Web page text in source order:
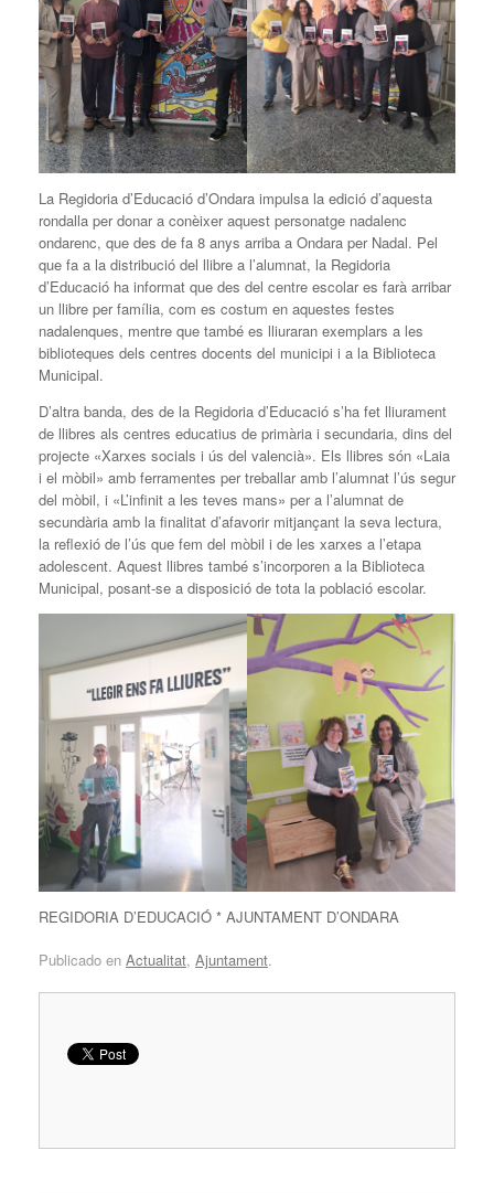
La Regidoria d’Educació d’Ondara impulsa la edició d’aquesta
rondalla per donar a conèixer aquest personatge nadalenc
ondarenc, que des de fa 8 anys arriba a Ondara per Nadal. Pel
que fa a la distribució del llibre a l’alumnat, la Regidoria
d’Educació ha informat que des del centre escolar es farà arribar
un llibre per família, com es costum en aquestes festes
nadalenques, mentre que també es lliuraran exemplars a les
biblioteques dels centres docents del municipi i a la Biblioteca
Municipal.
D’altra banda, des de la Regidoria d’Educació s’ha fet lliurament
de llibres als centres educatius de primària i secundaria, dins del
projecte «Xarxes socials i ús del valencià». Els llibres són «Laia
i el mòbil» amb ferramentes per treballar amb l’alumnat l’ús segur
del mòbil, i «L’infinit a les teves mans» per a l’alumnat de
secundària amb la finalitat d’afavorir mitjançant la seva lectura,
la reflexió de l’ús que fem del mòbil i de les xarxes a l’etapa
adolescent. Aquest llibres també s’incorporen a la Biblioteca
Municipal, posant-se a disposició de tota la població escolar.
REGIDORIA D’EDUCACIÓ * AJUNTAMENT D’ONDARA
Publicado en Actualitat, Ajuntament.